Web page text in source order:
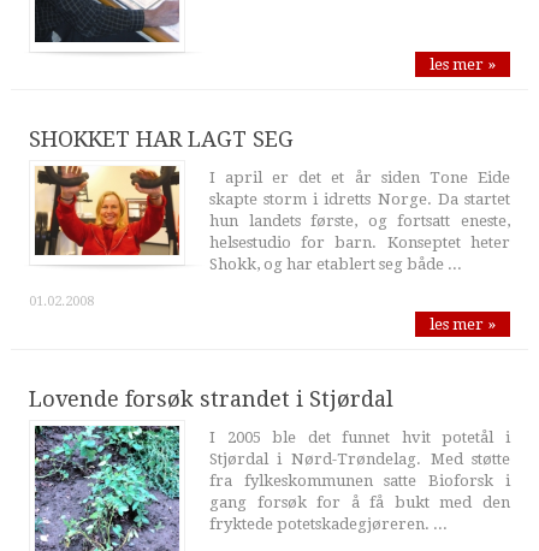
les mer »
SHOKKET HAR LAGT SEG
I april er det et år siden Tone Eide
skapte storm i idretts Norge. Da startet
hun landets første, og fortsatt eneste,
helsestudio for barn. Konseptet heter
Shokk, og har etablert seg både ...
01.02.2008
les mer »
Lovende forsøk strandet i Stjørdal
I 2005 ble det funnet hvit potetål i
Stjørdal i Nørd-Trøndelag. Med støtte
fra fylkeskommunen satte Bioforsk i
gang forsøk for å få bukt med den
fryktede potetskadegjøreren. ...